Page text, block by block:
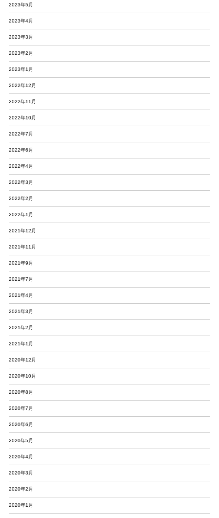
2023年5月
2023年4月
2023年3月
2023年2月
2023年1月
2022年12月
2022年11月
2022年10月
2022年7月
2022年6月
2022年4月
2022年3月
2022年2月
2022年1月
2021年12月
2021年11月
2021年9月
2021年7月
2021年4月
2021年3月
2021年2月
2021年1月
2020年12月
2020年10月
2020年8月
2020年7月
2020年6月
2020年5月
2020年4月
2020年3月
2020年2月
2020年1月